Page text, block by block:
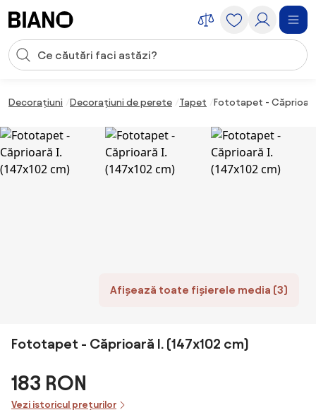
Introducerea căutării
Decorațiuni Decorațiuni de perete Tapet Fototapet - Căprioară
Afișează toate fișierele media (3)
Fototapet - Căprioară I. (147x102 cm)
183 RON
Vezi istoricul prețurilor